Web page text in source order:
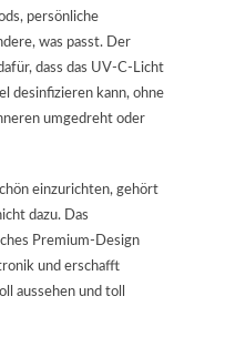
persönliche
was passt. Der
dass das UV-C-Licht
desinfizieren kann, ohne
umgedreht oder
einzurichten, gehört
dazu. Das
Premium-Design
und erschafft
aussehen und toll